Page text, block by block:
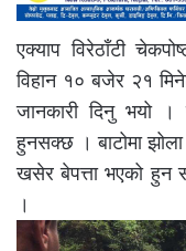
एक्याप विरेठाँटी
विहान १० बजेर २१
जानकारी दिनु भयो ।
हुनसक्छ । बाटोमा
खसेर बेपत्ता भएको हुन
।